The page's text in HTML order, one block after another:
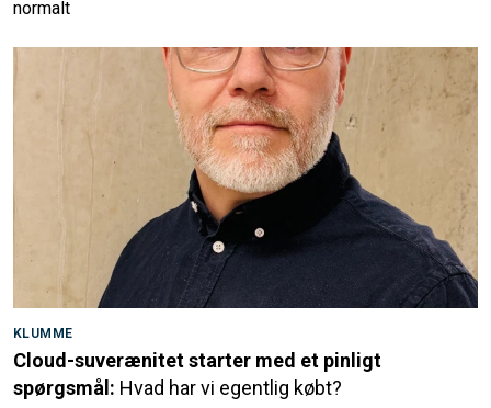
normalt
KLUMME
Cloud-suverænitet starter med et pinligt
spørgsmål: Hvad har vi egentlig købt?